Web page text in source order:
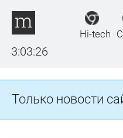
3:03:26
Hi-tech Спорт
Только новости